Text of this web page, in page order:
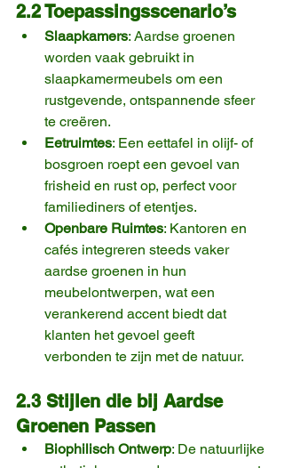
2.2 Toepassingsscenario’s
Slaapkamers: Aardse groenen
worden vaak gebruikt in
slaapkamermeubels om een
rustgevende, ontspannende sfeer
te creëren.
Eetruimtes: Een eettafel in olijf- of
bosgroen roept een gevoel van
frisheid en rust op, perfect voor
familiediners of etentjes.
Openbare Ruimtes: Kantoren en
cafés integreren steeds vaker
aardse groenen in hun
meubelontwerpen, wat een
verankerend accent biedt dat
klanten het gevoel geeft
verbonden te zijn met de natuur.
2.3 Stijlen die bij Aardse
Groenen Passen
Biophilisch Ontwerp: De natuurlijke